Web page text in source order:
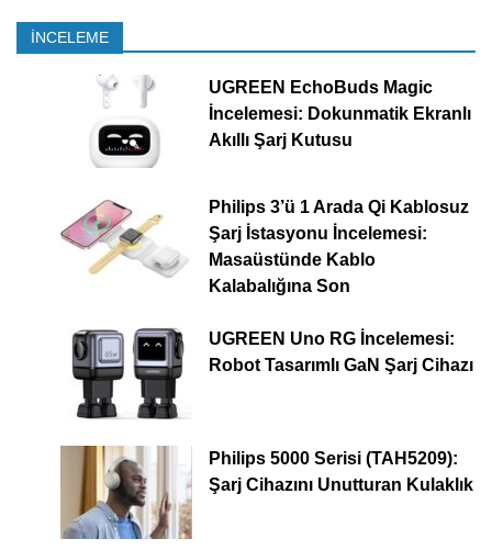
İNCELEME
UGREEN EchoBuds Magic
İncelemesi: Dokunmatik Ekranlı
Akıllı Şarj Kutusu
Philips 3’ü 1 Arada Qi Kablosuz
Şarj İstasyonu İncelemesi:
Masaüstünde Kablo
Kalabalığına Son
UGREEN Uno RG İncelemesi:
Robot Tasarımlı GaN Şarj Cihazı
Philips 5000 Serisi (TAH5209):
Şarj Cihazını Unutturan Kulaklık